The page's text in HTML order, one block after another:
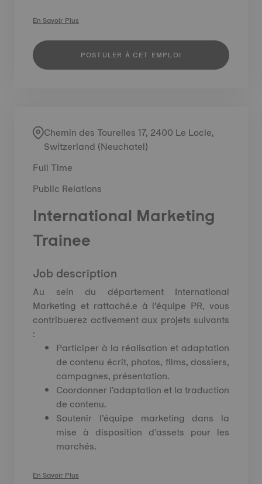
En Savoir Plus
POSTULER À CET EMPLOI
Chemin des Tourelles 17, 2400 Le Locle,
Switzerland (Neuchatel)
Full Time
Public Relations
International Marketing
Trainee
Job description
Au sein du département International
Marketing et rattaché.e à l’équipe PR, vous
contribuerez activement aux projets suivants
:
Participer à la réalisation et adaptation
de contenu écrit, photos, films, dossiers,
campagnes, présentation.
Coordonner l’adaptation et la traduction
de contenu.
Soutenir l’équipe marketing dans la
mise à disposition d’assets pour les
marchés.
En Savoir Plus